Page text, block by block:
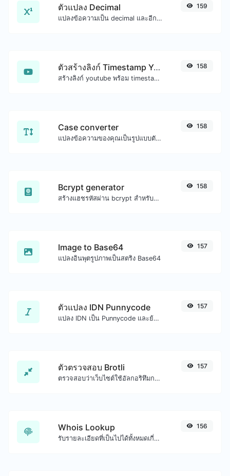
ตัวแปลง Decimal
แปลงข้อความเป็น decimal และอีกทางหนึ่งสำหรับอินพุตสตริงใดๆ
159
ตัวสร้างลิงก์ Timestamp YouTube
สร้างลิงก์ youtube พร้อม timestamp เริ่มต้นที่แน่นอน มีประโยชน์สำหรับผู้ใช้มือถือ
158
Case converter
แปลงข้อความของคุณเป็นรูปแบบตัวพิมพ์ใดก็ได้ เช่น ตัวพิมพ์เล็ก ตัวพิมพ์ใหญ่ camelCase...etc.
158
Bcrypt generator
สร้างแฮชรหัสผ่าน bcrypt สำหรับอินพุตสตริงใดๆ
158
Image to Base64
แปลงอินพุตรูปภาพเป็นสตริง Base64
157
ตัวแปลง IDN Punnycode
แปลง IDN เป็น Punnycode และย้อนกลับได้อย่างง่ายดาย
157
ตัวตรวจสอบ Brotli
ตรวจสอบว่าเว็บไซต์ใช้อัลกอริทึมการบีบอัด Brotli หรือไม่
157
Whois Lookup
รับรายละเอียดที่เป็นไปได้ทั้งหมดเกี่ยวกับชื่อโดเมน
156